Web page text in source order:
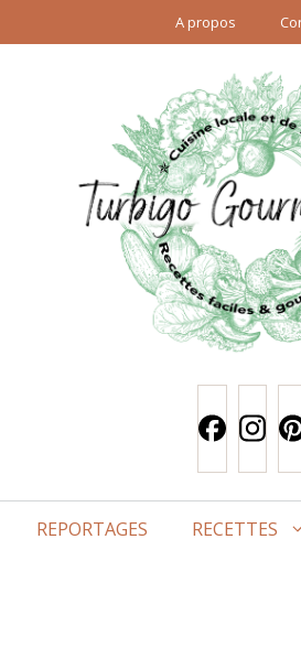
A propos
REPORTAGES RECETTES